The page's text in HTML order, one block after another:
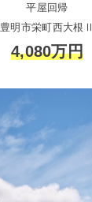
平屋回帰
豊明市栄町西大根Ⅱ
4,080万円